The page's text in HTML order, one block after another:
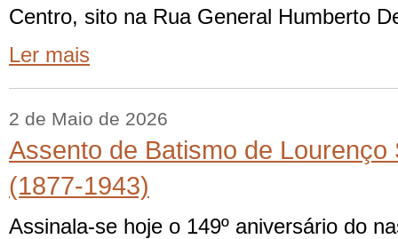
Centro, sito na Rua General Humberto
Ler mais
2 de Maio de 2026
Assento de Batismo de Lourenço
(1877-1943)
Assinala-se hoje o 149º aniversário do